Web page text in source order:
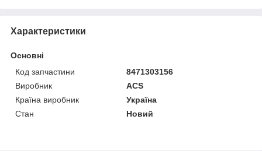
Характеристики
Основні
Код запчастини
8471303156
Виробник
ACS
Країна виробник
Україна
Стан
Новий